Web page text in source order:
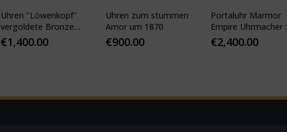
Uhren "Löwenkopf"
vergoldete Bronze
Néo-classique JAPY
FILS 1855
€1,400.00
Uhren zum stummen
Amor um 1870
€900.00
Portaluhr Marmor
Empire Uhrmacher :
VEIBEL 1810
€2,400.00